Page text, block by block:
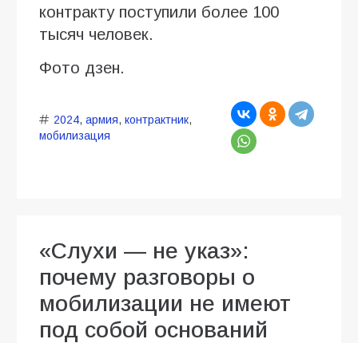
контракту поступили более 100
тысяч человек.
Фото дзен.
2024, армия, контрактник,
мобилизация
«Слухи — не указ»:
почему разговоры о
мобилизации не имеют
под собой оснований